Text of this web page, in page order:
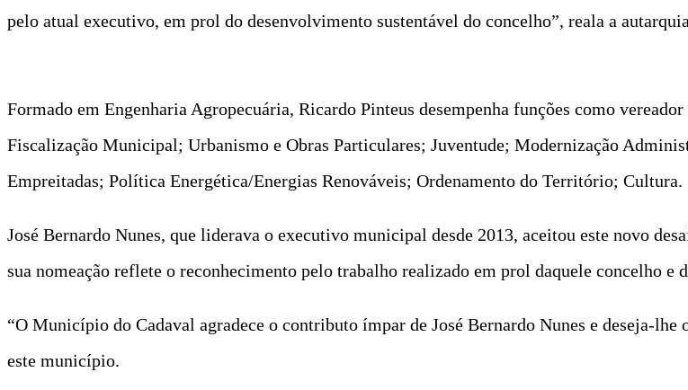
pelo atual executivo, em prol do desenvolvimento sustentável do concelho”, reala a
Formado em Engenharia Agropecuária, Ricardo Pinteus desempenha funções como
Fiscalização Municipal; Urbanismo e Obras Particulares; Juventude; Modernização
Empreitadas; Política Energética/Energias Renováveis; Ordenamento do Território; Cultura.
José Bernardo Nunes, que liderava o executivo municipal desde 2013, aceitou este novo
sua nomeação reflete o reconhecimento pelo trabalho realizado em prol daquele concelho e
“O Município do Cadaval agradece o contributo ímpar de José Bernardo Nunes e deseja-lhe
este município.